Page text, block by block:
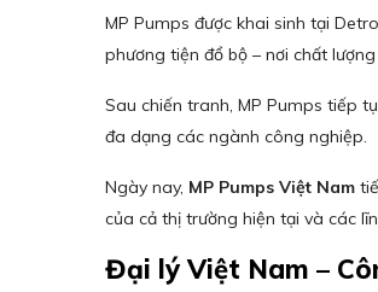
MP Pumps được khai sinh tại
phương tiện đổ bộ – nơi chất
Sau chiến tranh, MP Pumps tiếp
đa dạng các ngành công nghiệp.
Ngày nay, MP Pumps Việt Nam
của cả thị trường hiện tại và các
Đại lý Việt Nam –